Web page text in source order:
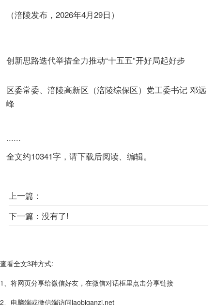
（涪陵发布，2026年4月29日）
创新思路迭代举措全力推动“十五五”开好局起好步
区委常委、涪陵高新区（涪陵综保区）党工委书记 邓远
峰
......
全文约10341字，请下载后阅读、编辑。
上一篇：
下一篇： 没有了!
查看全文3种方式:
1、将网页分享给微信好友，在微信对话框里点击分享链接
2、电脑端或微信端访问laobiganzi.net